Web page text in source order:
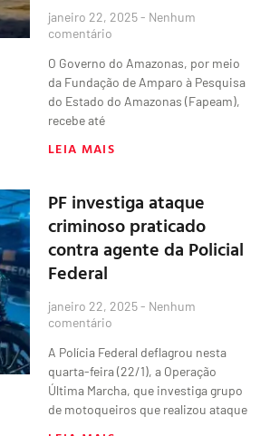
janeiro 22, 2025 Nenhum
comentário
O Governo do Amazonas, por meio
da Fundação de Amparo à Pesquisa
do Estado do Amazonas (Fapeam),
recebe até
LEIA MAIS
PF investiga ataque
criminoso praticado
contra agente da Policial
Federal
janeiro 22, 2025 Nenhum
comentário
A Polícia Federal deflagrou nesta
quarta-feira (22/1), a Operação
Última Marcha, que investiga grupo
de motoqueiros que realizou ataque